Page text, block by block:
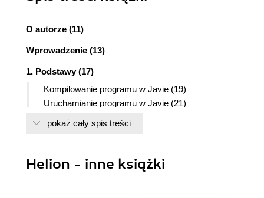
O autorze (11)
Wprowadzenie (13)
1. Podstawy (17)
Kompilowanie programu w Javie (19)
Uruchamianie programu w Javie (21)
Ustawianie zmiennej CLASSPATH (22)
Odczytywanie i ustawianie właściwości
pokaż cały spis treści
Helion - inne książki